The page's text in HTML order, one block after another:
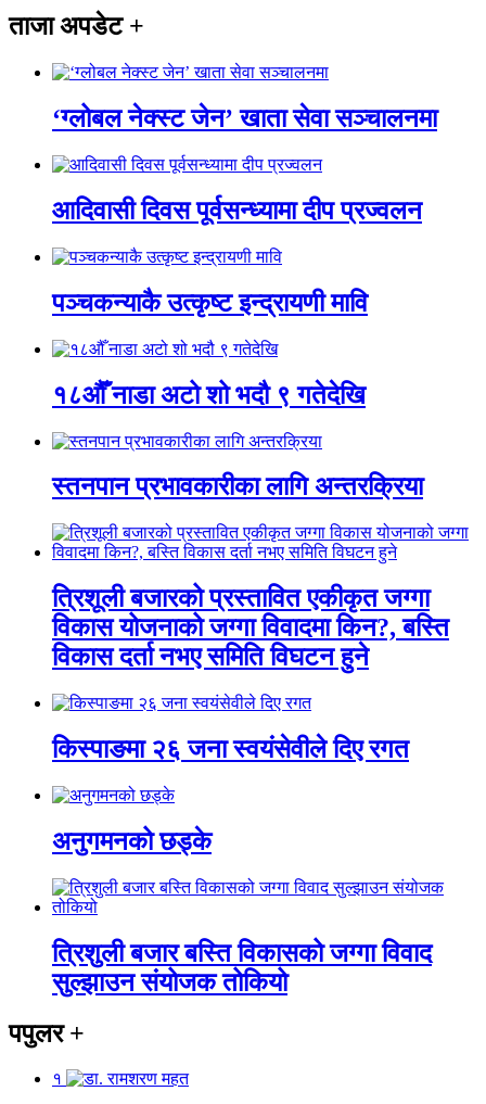
ताजा अपडेट +
‘ग्लोबल नेक्स्ट जेन’ खाता सेवा सञ्चालनमा
आदिवासी दिवस पूर्वसन्ध्यामा दीप प्रज्वलन
पञ्चकन्याकै उत्कृष्ट इन्द्रायणी मावि
१८औँ नाडा अटो शो भदौ ९ गतेदेखि
स्तनपान प्रभावकारीका लागि अन्तरक्रिया
त्रिशूली बजारको प्रस्तावित एकीकृत जग्गा
विकास योजनाको जग्गा विवादमा किन?, बस्ति
विकास दर्ता नभए समिति विघटन हुने
किस्पाङमा २६ जना स्वयंसेवीले दिए रगत
अनुगमनको छड्के
त्रिशुली बजार बस्ति विकासको जग्गा विवाद
सुल्झाउन संयोजक तोकियो
पपुलर+
१